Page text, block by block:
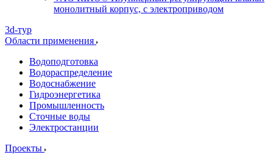
монолитный корпус, с электроприводом
3d-тур
Области применения
Водоподготовка
Водораспределение
Водоснабжение
Гидроэнергетика
Промышленность
Сточные воды
Электростанции
Проекты